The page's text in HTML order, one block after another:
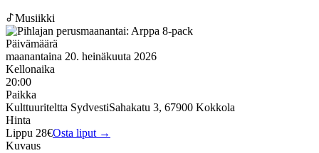
Musiikki
Päivämäärä
maanantaina 20. heinäkuuta 2026
Kellonaika
20:00
Paikka
Kulttuuriteltta SydvestiSahakatu 3, 67900 Kokkola
Hinta
Lippu 28€Osta liput →
Kuvaus